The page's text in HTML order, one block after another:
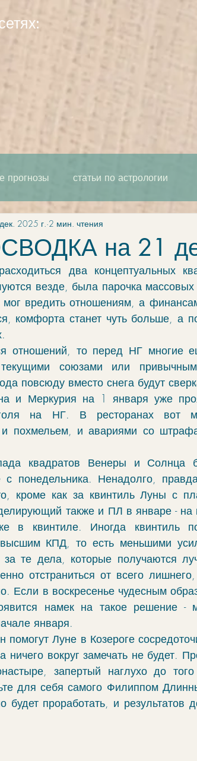
прогнозы статьи по астрологии
карта как единое целое
обучение гороскоп элекции
моделирование
vocabulary руны
на 21
2025 г. 2 мин. чтения
два концептуальных
везде, была парочка
вредить отношениям, а
комфорта станет чуть больше, а
отношений, то перед НГ многие
текущими союзами или
повсюду вместо снега будут
и Меркурия на 1 января уже
на НГ. В ресторанах вот
и похмельем, и авариями со
квадратов Венеры и Солнца
понедельника. Ненадолго,
кроме как за квинтиль Луны с
также и ПЛ в январе -
в квинтиле. Иногда квинтиль
КПД, то есть меньшими
за те дела, которые получаются
отстраниться от всего
Если в воскресенье чудесным
намек на такое решение -
января.
помогут Луне в Козероге
ничего вокруг замечать не будет.
запертый наглухо до
для себя самого Филиппом
будет проработать, и результатов